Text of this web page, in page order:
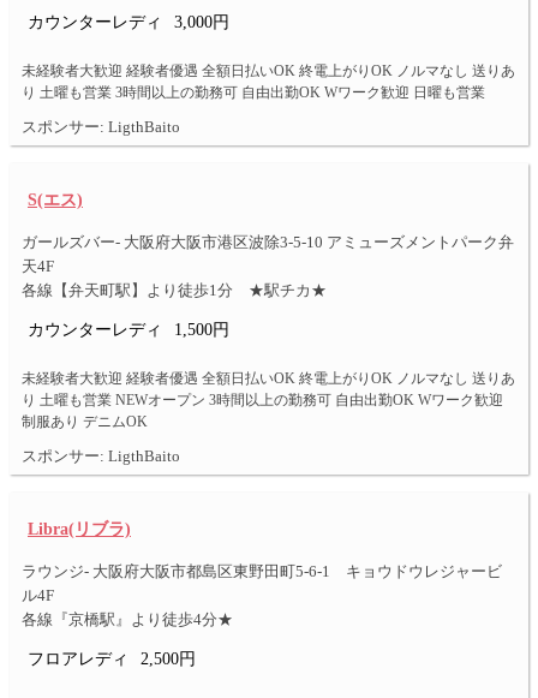
カウンターレディ 3,000円
未経験者大歓迎 経験者優遇 全額日払いOK 終電上がりOK ノルマなし 送りあ
り 土曜も営業 3時間以上の勤務可 自由出勤OK Wワーク歓迎 日曜も営業
スポンサー: LigthBaito
S(エス)
ガールズバー- 大阪府大阪市港区波除3-5-10 アミューズメントパーク弁
天4F
各線【弁天町駅】より徒歩1分 ★駅チカ★
カウンターレディ 1,500円
未経験者大歓迎 経験者優遇 全額日払いOK 終電上がりOK ノルマなし 送りあ
り 土曜も営業 NEWオープン 3時間以上の勤務可 自由出勤OK Wワーク歓迎
制服あり デニムOK
スポンサー: LigthBaito
Libra(リブラ)
ラウンジ- 大阪府大阪市都島区東野田町5-6-1 キョウドウレジャービ
ル4F
各線『京橋駅』より徒歩4分★
フロアレディ 2,500円